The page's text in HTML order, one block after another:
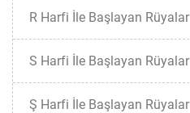
R Harfi İle Başlayan Rüyalar
S Harfi İle Başlayan Rüyalar
Ş Harfi İle Başlayan Rüyalar